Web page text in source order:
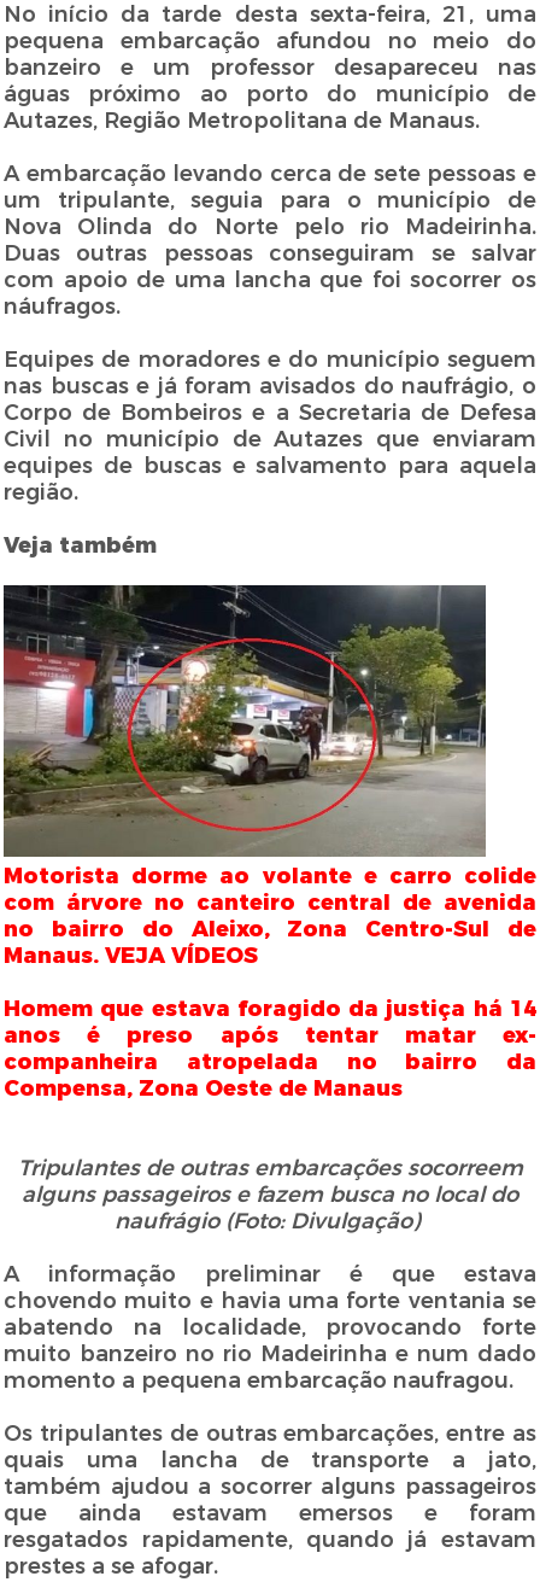
No início da tarde desta sexta-feira, 21, uma
pequena embarcação afundou no meio do
banzeiro e um professor desapareceu nas
águas próximo ao porto do município de
Autazes, Região Metropolitana de Manaus.
A embarcação levando cerca de sete pessoas e
um tripulante, seguia para o município de
Nova Olinda do Norte pelo rio Madeirinha.
Duas outras pessoas conseguiram se salvar
com apoio de uma lancha que foi socorrer os
náufragos.
Equipes de moradores e do município seguem
nas buscas e já foram avisados do naufrágio, o
Corpo de Bombeiros e a Secretaria de Defesa
Civil no município de Autazes que enviaram
equipes de buscas e salvamento para aquela
região.
Veja também
Motorista dorme ao volante e carro colide
com árvore no canteiro central de avenida
no bairro do Aleixo, Zona Centro-Sul de
Manaus. VEJA VÍDEOS
Homem que estava foragido da justiça há 14
anos é preso após tentar matar ex-
companheira atropelada no bairro da
Compensa, Zona Oeste de Manaus
Tripulantes de outras embarcações socorreem
alguns passageiros e fazem busca no local do
naufrágio (Foto: Divulgação)
A informação preliminar é que estava
chovendo muito e havia uma forte ventania se
abatendo na localidade, provocando forte
muito banzeiro no rio Madeirinha e num dado
momento a pequena embarcação naufragou.
Os tripulantes de outras embarcações, entre as
quais uma lancha de transporte a jato,
também ajudou a socorrer alguns passageiros
que ainda estavam emersos e foram
resgatados rapidamente, quando já estavam
prestes a se afogar.